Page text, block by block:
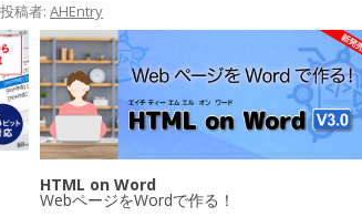
投稿者: AHEntry
HTML on Word
WebページをWordで作る！